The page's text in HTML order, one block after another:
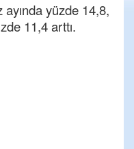
ayında yüzde 14,8,
11,4 arttı.